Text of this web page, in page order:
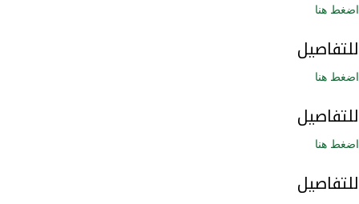
اضغط هنا
للتفاصيل
اضغط هنا
للتفاصيل
اضغط هنا
للتفاصيل